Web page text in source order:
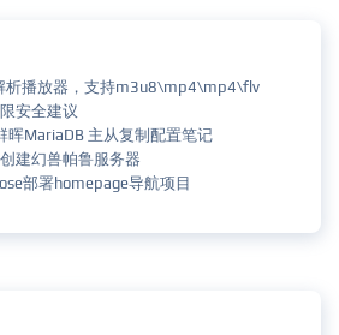
析播放器，支持m3u8\mp4\mp4\flv
安全建议
晖MariaDB 主从复制配置笔记
建幻兽帕鲁服务器
部署homepage导航项目